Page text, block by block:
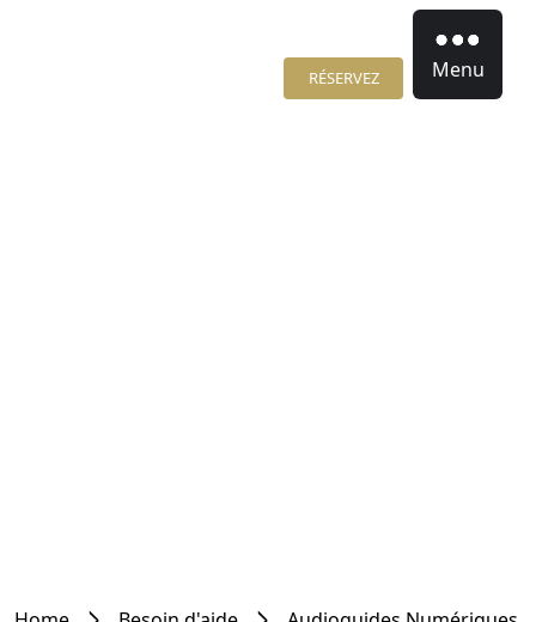
RÉSERVEZ Menu